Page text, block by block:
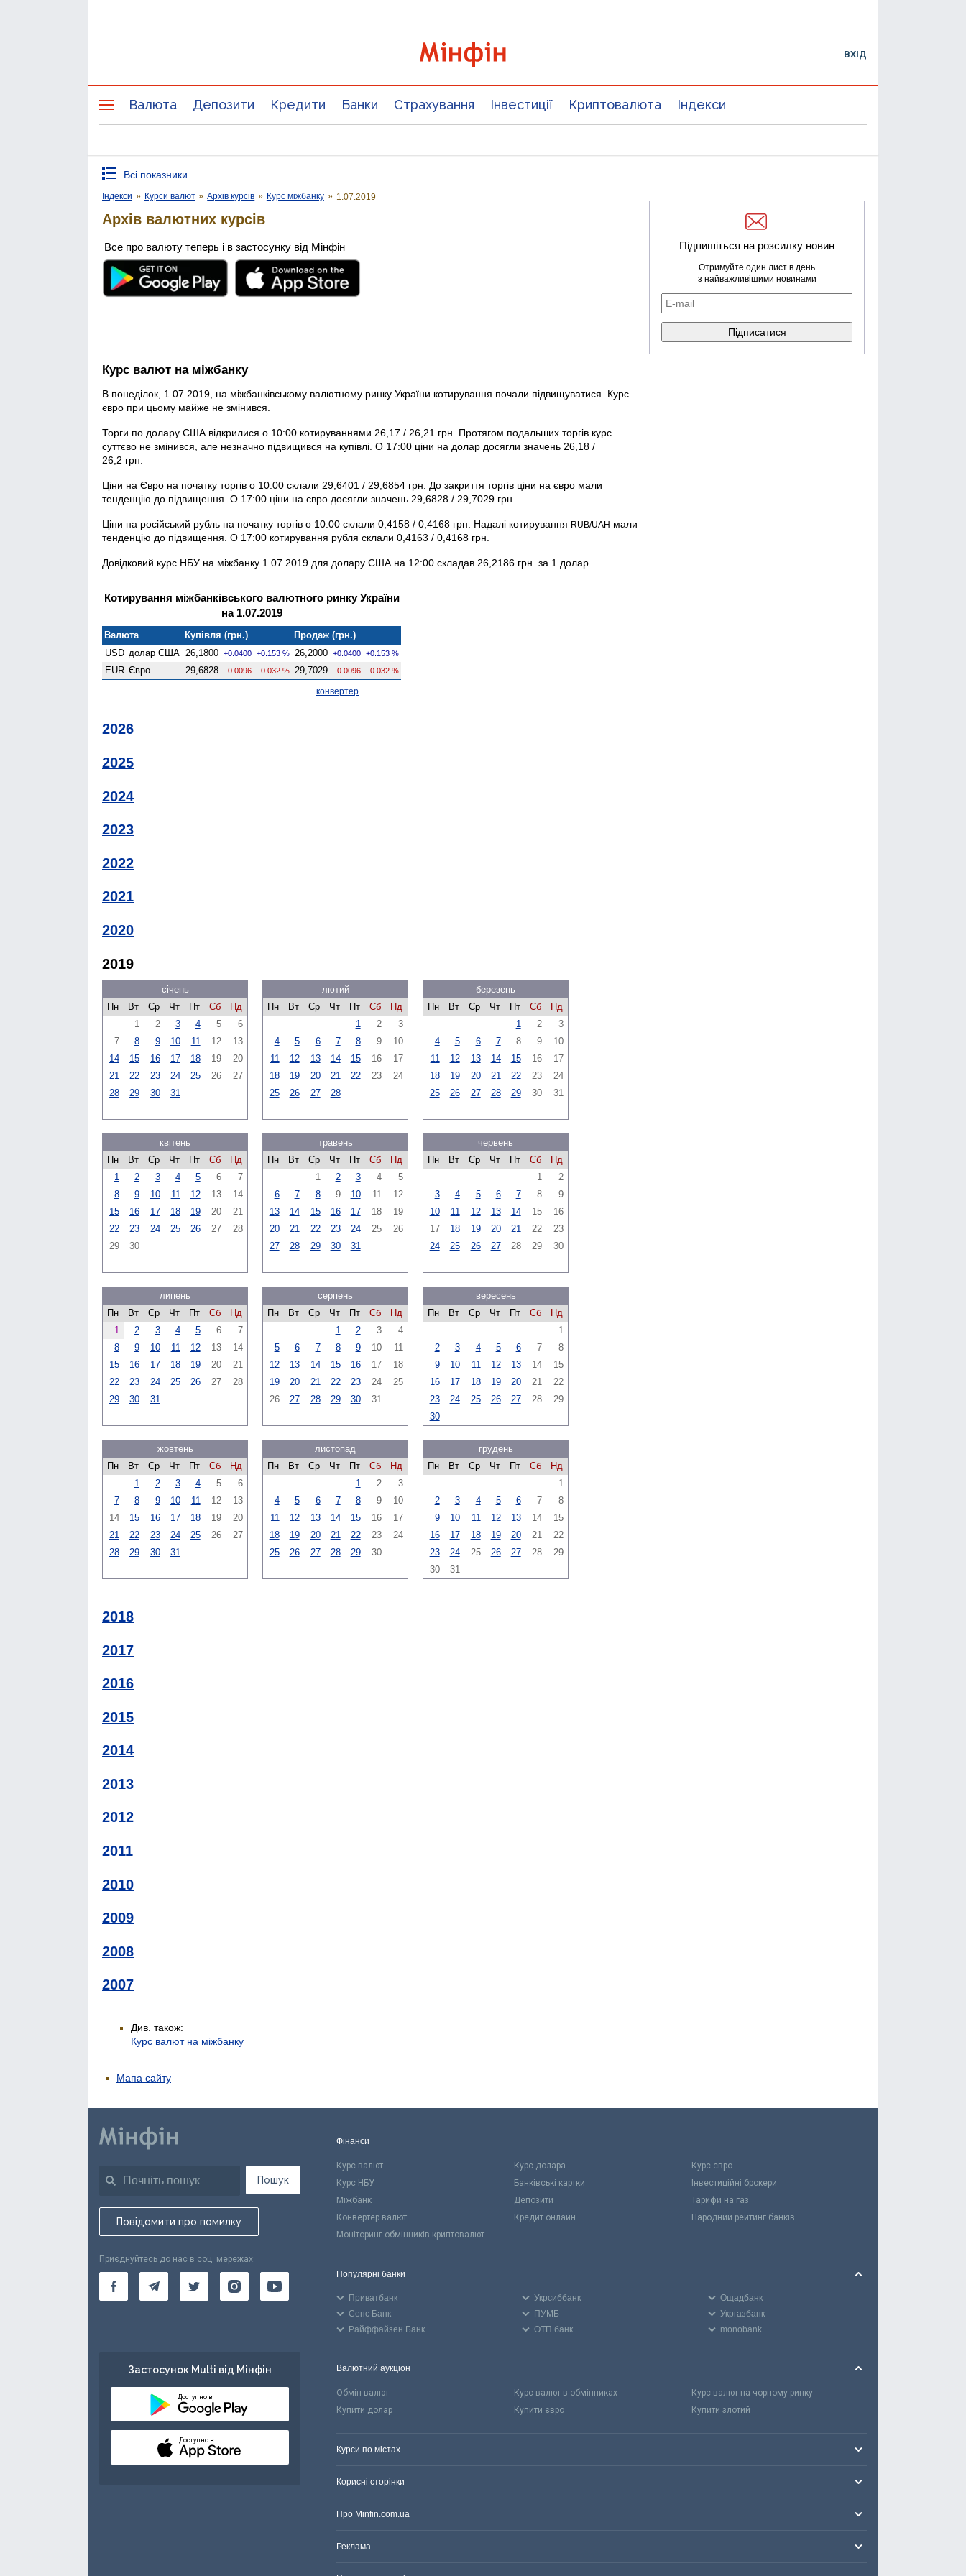
ВХІД
Валюта Депозити Кредити Банки Страхування Інвестиції Криптовалюта Індекси
Всі показники
Індекси » Курси валют » Архів курсів » Курс міжбанку » 1.07.2019
Архів валютних курсів
Все про валюту теперь і в застосунку від Мінфін
Курс валют на міжбанку
В понеділок, 1.07.2019, на міжбанківському валютному ринку України котирування почали підвищуватися. Курс
євро при цьому майже не змінився.
Торги по долару США відкрилися о 10:00 котируваннями 26,17 / 26,21 грн. Протягом подальших торгів курс
суттєво не змінився, але незначно підвищився на купівлі. О 17:00 ціни на долар досягли значень 26,18 /
26,2 грн.
Ціни на Євро на початку торгів о 10:00 склали 29,6401 / 29,6854 грн. До закриття торгів ціни на євро мали
тенденцію до підвищення. О 17:00 ціни на євро досягли значень 29,6828 / 29,7029 грн.
Ціни на російський рубль на початку торгів о 10:00 склали 0,4158 / 0,4168 грн. Надалі котирування RUB/UAH мали
тенденцію до підвищення. О 17:00 котирування рубля склали 0,4163 / 0,4168 грн.
Довідковий курс НБУ на міжбанку 1.07.2019 для долару США на 12:00 складав 26,2186 грн. за 1 долар.
Котирування міжбанківського валютного ринку України
на 1.07.2019
Валюта Купівля (грн.)
Продаж (грн.)
USD долар США 26,1800 +0.0400 +0.153 % 26,2000 +0.0400 +0.153 %
EUR Євро 29,6828 -0.0096 -0.032 % 29,7029 -0.0096 -0.032 %
конвертер
2026
2025
2024
2023
2022
2021
2020
2019
січень
Пн
Вт Ср Чт Пт Сб
Нд
1
2 3 4 5
6
7
8 9 10 11 12
13
14
15 16 17 18 19
20
21
22 23 24 25 26
27
28
29 30 31
лютий
Пн
Вт Ср Чт Пт Сб
Нд
1
2
3
4
5 6 7 8 9
10
11
12 13 14 15 16
17
18
19 20 21 22 23
24
25
26 27 28
березень
Пн
Вт Ср Чт Пт Сб
Нд
1
2
3
4
5 6 7 8 9
10
11
12 13 14 15 16
17
18
19 20 21 22 23
24
25
26 27 28 29 30 31
квітень
Пн
Вт Ср Чт Пт Сб
Нд
1
2 3 4 5 6
7
8
9 10 11 12 13
14
15
16 17 18 19 20
21
22
23 24 25 26 27
28
29
30
травень
Пн
Вт Ср Чт Пт Сб
Нд
1
2 3 4
5
6
7 8 9 10 11
12
13
14 15 16 17 18
19
20
21 22 23 24 25
26
27
28 29 30 31
червень
Пн
Вт Ср Чт Пт Сб
Нд
1
2
3
4 5 6 7 8
9
10
11 12 13 14 15
16
17
18 19 20 21 22
23
24
25 26 27 28 29 30
липень
Пн
Вт Ср Чт Пт Сб
Нд
1
2 3 4 5 6
7
8
9 10 11 12 13
14
15
16 17 18 19 20
21
22
23 24 25 26 27
28
29
30 31
серпень
Пн
Вт Ср Чт Пт Сб
Нд
1
2 3
4
5
6 7 8 9 10
11
12
13 14 15 16 17
18
19
20 21 22 23 24
25
26
27 28 29 30 31
вересень
Пн
Вт Ср Чт Пт Сб
Нд
1
2
3 4 5 6 7
8
9
10 11 12 13 14
15
16
17 18 19 20 21
22
23
24 25 26 27 28
29
30
жовтень
Пн
Вт Ср Чт Пт Сб
Нд
1
2 3 4 5
6
7
8 9 10 11 12
13
14
15 16 17 18 19
20
21
22 23 24 25 26
27
28
29 30 31
листопад
Пн
Вт Ср Чт Пт Сб
Нд
1
2
3
4
5 6 7 8 9
10
11
12 13 14 15 16
17
18
19 20 21 22 23
24
25
26 27 28 29 30
грудень
Пн
Вт Ср Чт Пт Сб
Нд
1
2
3 4 5 6 7
8
9
10 11 12 13 14
15
16
17 18 19 20 21
22
23
24 25 26 27 28
29
30
31
2018
2017
2016
2015
2014
2013
2012
2011
2010
2009
2008
2007
Див. також:
Курс валют на міжбанку
Підпишіться на розсилку новин
Отримуйте один лист в день
з найважливішими новинами
Мапа сайту
Пошук
Повідомити про помилку
Приєднуйтесь до нас в соц. мережах:
Застосунок Multi від Мінфін
Доступно в
Доступно в
Фінанси
Курс валют Курс долара
Курс євро
Курс НБУ
Банківські картки
Інвестиційні брокери
Міжбанк
Депозити
Тарифи на газ
Конвертер валют
Кредит онлайн
Народний рейтинг банків
Моніторинг обмінників криптовалют
Популярні банки
Приватбанк Укрсиббанк
Ощадбанк
Сенс Банк
ПУМБ
Укргазбанк
Райффайзен Банк
ОТП банк monobank
Валютний аукціон
Обмін валют Курс валют в обмінниках
Курс валют на чорному ринку
Купити долар
Купити євро Купити злотий
Курси по містах
Корисні сторінки
Про Minfin.com.ua
Реклама